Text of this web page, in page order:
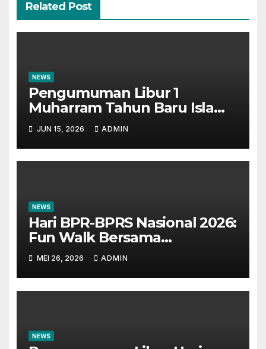
Related Post
NEWS
Pengumuman Libur 1
Muharram Tahun Baru Islam
1448H
JUN 15, 2026 ADMIN
NEWS
Hari BPR-BPRS Nasional 2026:
Fun Walk Bersama
Masyarakat dan Insan
Perbankan
MEI 26, 2026 ADMIN
NEWS